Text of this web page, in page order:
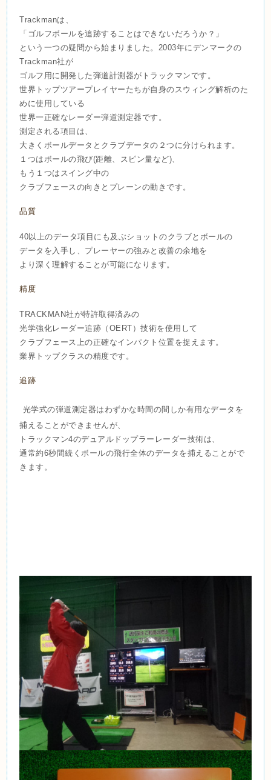
Trackmanは、
「ゴルフボールを追跡することはできないだろうか？」
という一つの疑問から始まりました。 2003年にデンマークの
Trackman社が
ゴルフ用に開発した弾道計測器がトラックマンです。
世界トップツアープレイヤーたちが自身のスウィング解析のた
めに使用している
世界一正確なレーダー弾道測定器です。
測定される項目は、
大きくボールデータとクラブデータの２つに分けられます。
１つはボールの飛び(距離、スピン量など)、
もう１つはスイング中の
クラブフェースの向きとプレーンの動きです。
品質
40以上のデータ項目にも及ぶショットのクラブとボールの
データを入手し、プレーヤーの強みと改善の余地を
より深く理解することが可能になります。
精度
TRACKMAN社が特許取得済みの
光学強化レーダー追跡（OERT）技術を使用して
クラブフェース上の正確なインパクト位置を捉えます。
業界トップクラスの精度です。
追跡
光学式の弾道測定器はわずかな時間の間しか有用なデータを
捕えることができませんが、
トラックマン4のデュアルドップラーレーダー技術は、
通常約6秒間続くボールの飛行全体のデータを捕えることがで
きます。